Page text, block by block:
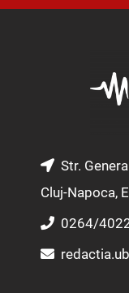
Str.
Cluj-Napoca,
0264/